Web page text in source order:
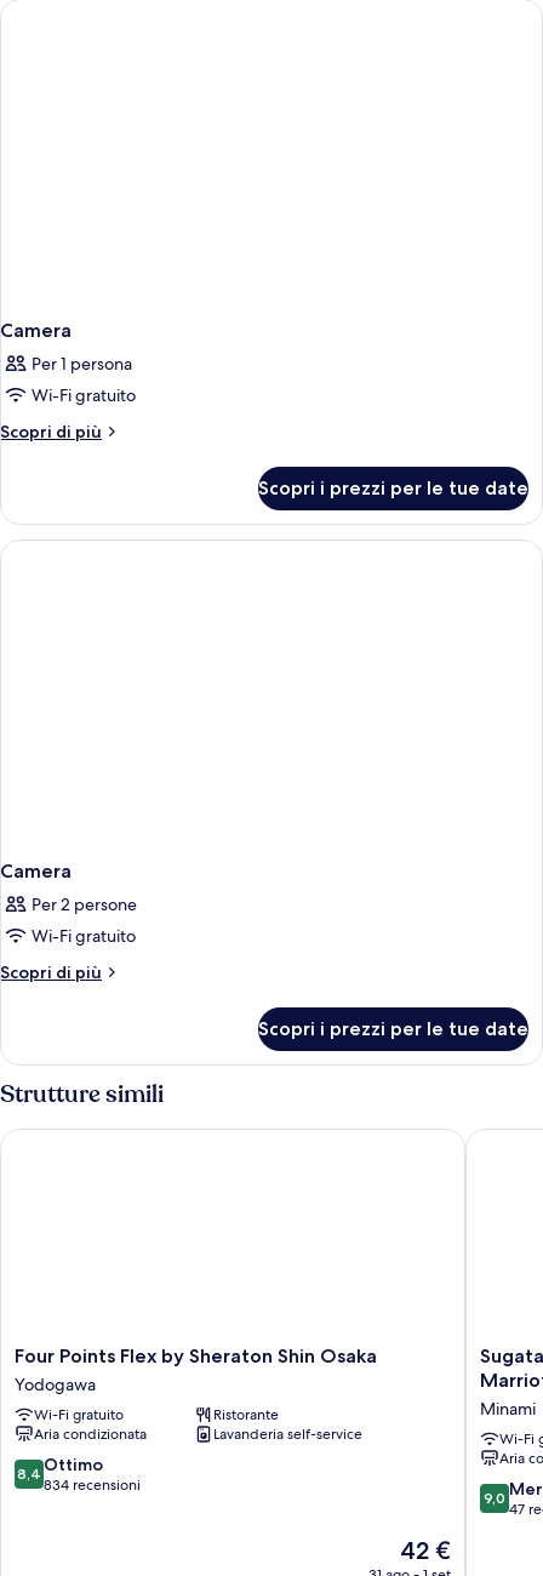
Camera
Per 1 persona
Wi-Fi gratuito
Scopri di più
Altri
Scopri i prezzi per le tue date
Camera
Per 2 persone
Wi-Fi gratuito
Scopri di più
Altri
Scopri i prezzi per le tue date
Strutture simili
Four
Points
Flex
by
Sheraton
Shin
Osaka
Four Points Flex by Sheraton Shin Osaka
Yodogawa
Wi-Fi gratuito
Ristorante
Aria condizionata
Lavanderia self-service
8.4
su
8,4 Ottimo
834 recensioni
Il
prezzo
42 €
Four Points Flex by Sheraton Shin Osaka
Sugata
Hotel
Series
By
Marriott
Minami
Minami
Wi-Fi
Aria
9.0
su
9,0
47
Sugata